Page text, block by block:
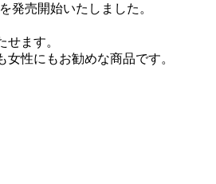
発売開始いたしました。
ます。
性にもお勧めな商品です。